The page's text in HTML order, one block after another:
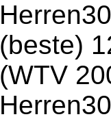
(beste)
(WTV